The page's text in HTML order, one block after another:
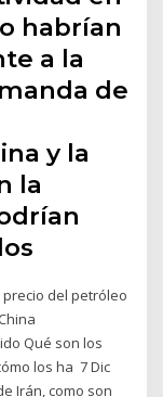
habrían
a la
de
y la
la
precio del petróleo
Qué son los
los ha 7 Dic
Irán, como son